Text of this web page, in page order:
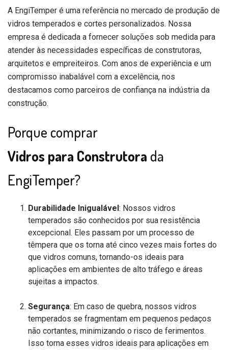
A EngiTemper é uma referência no mercado de produção de
vidros temperados e cortes personalizados. Nossa
empresa é dedicada a fornecer soluções sob medida para
atender às necessidades específicas de construtoras,
arquitetos e empreiteiros. Com anos de experiência e um
compromisso inabalável com a excelência, nos
destacamos como parceiros de confiança na indústria da
construção.
Porque comprar
Vidros para Construtora da
EngiTemper?
Durabilidade Inigualável: Nossos vidros
temperados são conhecidos por sua resistência
excepcional. Eles passam por um processo de
têmpera que os torna até cinco vezes mais fortes do
que vidros comuns, tornando-os ideais para
aplicações em ambientes de alto tráfego e áreas
sujeitas a impactos.
Segurança: Em caso de quebra, nossos vidros
temperados se fragmentam em pequenos pedaços
não cortantes, minimizando o risco de ferimentos.
Isso torna esses vidros ideais para aplicações em